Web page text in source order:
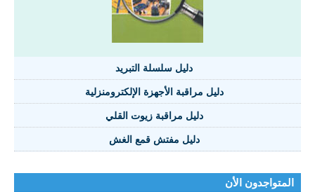
دليل سلسلة التبريد
دليل مراقبة الأجهزة الإلكترومنزلية
دليل مراقبة زيوت القلي
دليل مفتش قمع الغش
المتواجدون الأن